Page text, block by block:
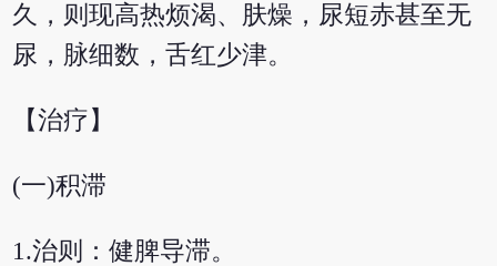
久，则现高热烦渴、肤燥，尿短赤甚至无
尿，脉细数，舌红少津。
【治疗】
(一)积滞
1.治则：健脾导滞。